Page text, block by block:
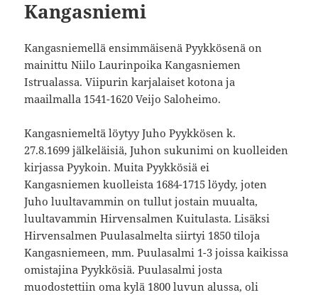
Kangasniemi
Kangasniemellä ensimmäisenä Pyykkösenä on
mainittu Niilo Laurinpoika Kangasniemen
Istrualassa. Viipurin karjalaiset kotona ja
maailmalla 1541-1620 Veijo Saloheimo.
Kangasniemeltä löytyy Juho Pyykkösen k.
27.8.1699 jälkeläisiä, Juhon sukunimi on kuolleiden
kirjassa Pyykoin. Muita Pyykkösiä ei
Kangasniemen kuolleista 1684-1715 löydy, joten
Juho luultavammin on tullut jostain muualta,
luultavammin Hirvensalmen Kuitulasta. Lisäksi
Hirvensalmen Puulasalmelta siirtyi 1850 tiloja
Kangasniemeen, mm. Puulasalmi 1-3 joissa kaikissa
omistajina Pyykkösiä. Puulasalmi josta
muodostettiin oma kylä 1800 luvun alussa, oli